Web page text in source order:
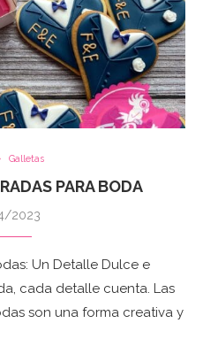
Galletas
PARA BODA
2023
Un Detalle Dulce e
cada detalle cuenta. Las
son una forma creativa y